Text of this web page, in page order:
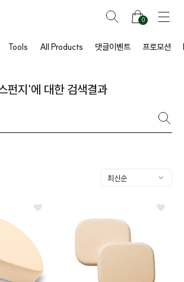
0
Tools All Products 댓글이벤트 프로모션
펀지'에 대한 검색결과